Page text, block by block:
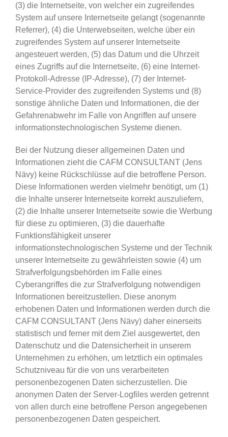
(3) die Internetseite, von welcher ein zugreifendes
System auf unsere Internetseite gelangt (sogenannte
Referrer), (4) die Unterwebseiten, welche über ein
zugreifendes System auf unserer Internetseite
angesteuert werden, (5) das Datum und die Uhrzeit
eines Zugriffs auf die Internetseite, (6) eine Internet-
Protokoll-Adresse (IP-Adresse), (7) der Internet-
Service-Provider des zugreifenden Systems und (8)
sonstige ähnliche Daten und Informationen, die der
Gefahrenabwehr im Falle von Angriffen auf unsere
informationstechnologischen Systeme dienen.
Bei der Nutzung dieser allgemeinen Daten und
Informationen zieht die CAFM CONSULTANT (Jens
Nävy) keine Rückschlüsse auf die betroffene Person.
Diese Informationen werden vielmehr benötigt, um (1)
die Inhalte unserer Internetseite korrekt auszuliefern,
(2) die Inhalte unserer Internetseite sowie die Werbung
für diese zu optimieren, (3) die dauerhafte
Funktionsfähigkeit unserer
informationstechnologischen Systeme und der Technik
unserer Internetseite zu gewährleisten sowie (4) um
Strafverfolgungsbehörden im Falle eines
Cyberangriffes die zur Strafverfolgung notwendigen
Informationen bereitzustellen. Diese anonym
erhobenen Daten und Informationen werden durch die
CAFM CONSULTANT (Jens Nävy) daher einerseits
statistisch und ferner mit dem Ziel ausgewertet, den
Datenschutz und die Datensicherheit in unserem
Unternehmen zu erhöhen, um letztlich ein optimales
Schutzniveau für die von uns verarbeiteten
personenbezogenen Daten sicherzustellen. Die
anonymen Daten der Server-Logfiles werden getrennt
von allen durch eine betroffene Person angegebenen
personenbezogenen Daten gespeichert.